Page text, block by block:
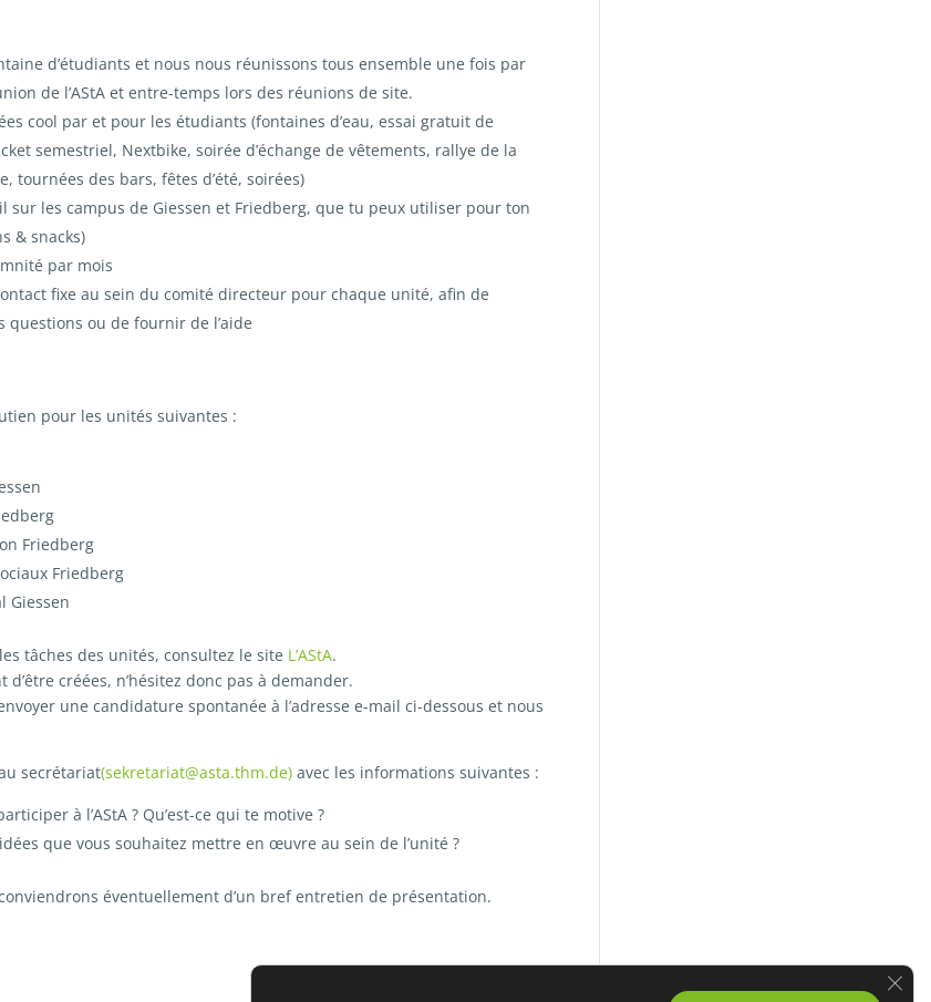
d’étudiants et nous nous réunissons tous ensemble une fois par
de l’AStA et entre-temps lors des réunions de site.
cool par et pour les étudiants (fontaines d’eau, essai gratuit de
semestriel, Nextbike, soirée d’échange de vêtements, rallye de la
tournées des bars, fêtes d’été, soirées)
sur les campus de Giessen et Friedberg, que tu peux utiliser pour ton
& snacks)
par mois
fixe au sein du comité directeur pour chaque unité, afin de
ou de fournir de l’aide
pour les unités suivantes :
Friedberg
Friedberg
Giessen
tâches des unités, consultez le site L’AStA.
créées, n’hésitez donc pas à demander.
une candidature spontanée à l’adresse e-mail ci-dessous et nous
secrétariat(sekretariat@asta.thm.de)avec les informations suivantes :
à l’AStA ? Qu’est-ce qui te motive ?
que vous souhaitez mettre en œuvre au sein de l’unité ?
éventuellement d’un bref entretien de présentation.